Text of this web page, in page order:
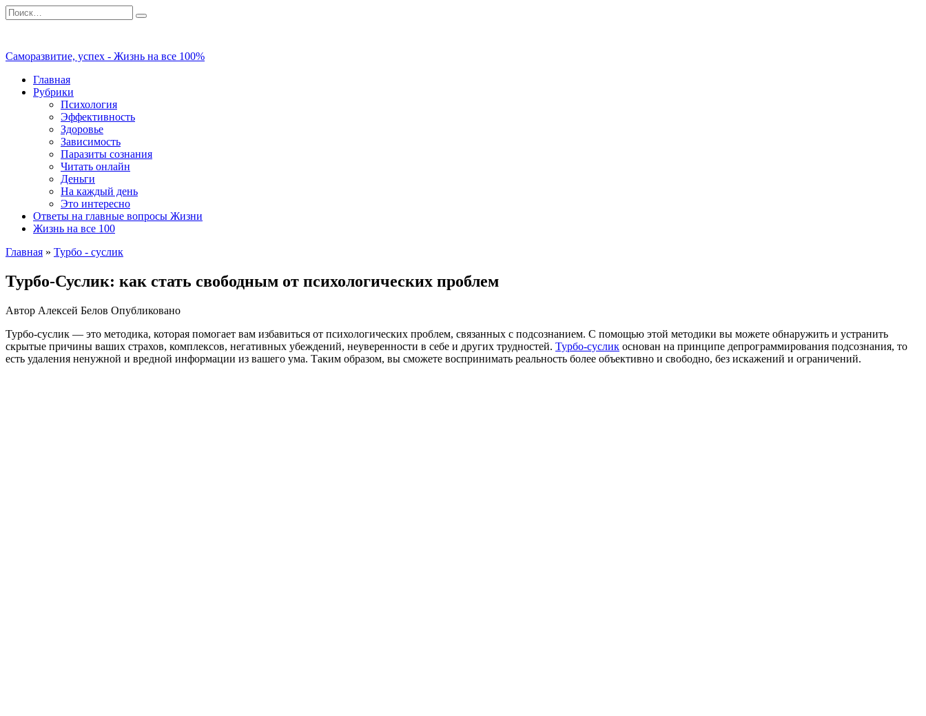
Перейти
к
Search
for:
Саморазвитие, успех - Жизнь на все 100%
Главная
Рубрики
Психология
Эффективность
Здоровье
Зависимость
Паразиты сознания
Читать онлайн
Деньги
На каждый день
Это интересно
Ответы на главные вопросы Жизни
Жизнь на все 100
Главная » Турбо - суслик
Турбо-Суслик: как стать свободным от психологических проблем
Автор Алексей Белов Опубликовано
Турбо-суслик — это методика, которая помогает вам избавиться от психологических проблем, связанных с подсознанием. С помощью этой методики вы можете обнаружить и устранить
скрытые причины ваших страхов, комплексов, негативных убеждений, неуверенности в себе и других трудностей. Турбо-суслик основан на принципе депрограммирования подсознания, то
есть удаления ненужной и вредной информации из вашего ума. Таким образом, вы сможете воспринимать реальность более объективно и свободно, без искажений и ограничений.